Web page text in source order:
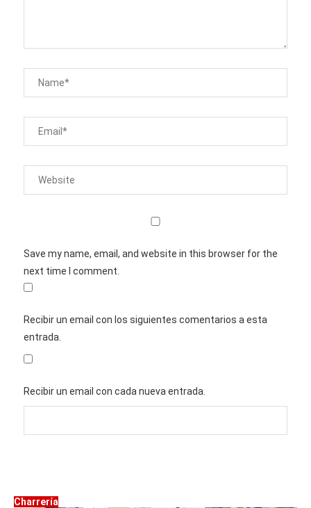
Save my name, email, and website in this browser for the
next time I comment.
Recibir un email con los siguientes comentarios a esta
entrada.
Recibir un email con cada nueva entrada.
Charrería